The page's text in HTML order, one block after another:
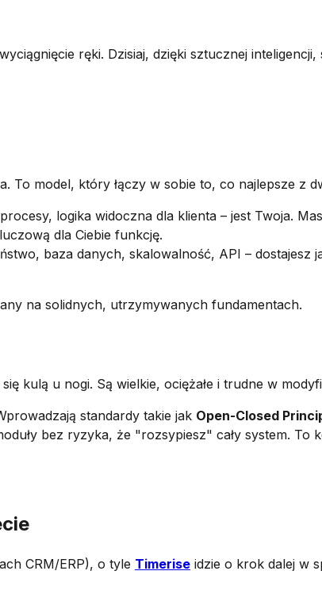
ręki. Dzisiaj, dzięki sztucznej inteligencji,
To model, który łączy w sobie to, co najlepsze z
logika widoczna dla klienta – jest Twoja.
dla Ciebie funkcję.
baza danych, skalowalność, API – dostajesz
na solidnych, utrzymywanych fundamentach.
kulą u nogi. Są wielkie, ociężałe i trudne w
standardy takie jak Open-Closed
bez ryzyka, że "rozsypiesz" cały system. To
CRM/ERP), o tyle Timerise idzie o krok dalej w